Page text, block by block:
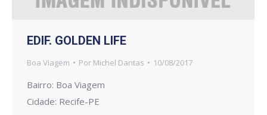
EDIF. GOLDEN LIFE
Boa Viagem Por Michel Dantas 10/08/2017
Bairro: Boa Viagem
Cidade: Recife-PE